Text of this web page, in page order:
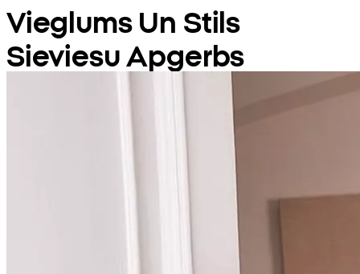
Vieglums Un Stils
Sieviesu Apgerbs